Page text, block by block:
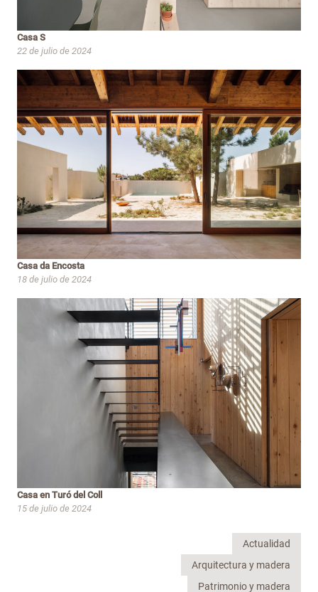
Casa S
22 de julio de 2024
Casa da Encosta
18 de julio de 2024
Casa en Turó del Coll
15 de julio de 2024
Actualidad
Arquitectura y madera
Patrimonio y madera